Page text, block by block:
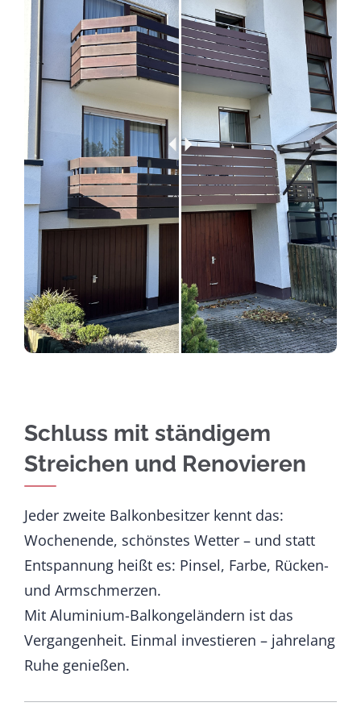
Schluss mit ständigem
Streichen und Renovieren
Jeder zweite Balkonbesitzer kennt das:
Wochenende, schönstes Wetter – und statt
Entspannung heißt es: Pinsel, Farbe, Rücken-
und Armschmerzen.
Mit Aluminium-Balkongeländern ist das
Vergangenheit. Einmal investieren – jahrelang
Ruhe genießen.